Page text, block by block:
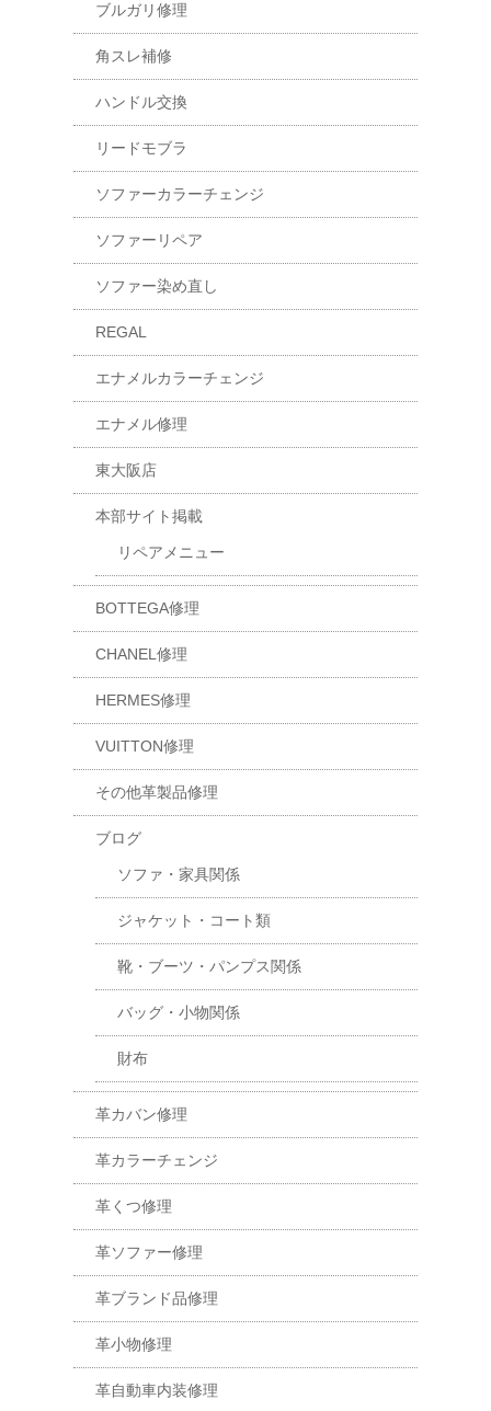
ブルガリ修理
角スレ補修
ハンドル交換
リードモブラ
ソファーカラーチェンジ
ソファーリペア
ソファー染め直し
REGAL
エナメルカラーチェンジ
エナメル修理
東大阪店
本部サイト掲載
リペアメニュー
BOTTEGA修理
CHANEL修理
HERMES修理
VUITTON修理
その他革製品修理
ブログ
ソファ・家具関係
ジャケット・コート類
靴・ブーツ・パンプス関係
バッグ・小物関係
財布
革カバン修理
革カラーチェンジ
革くつ修理
革ソファー修理
革ブランド品修理
革小物修理
革自動車内装修理